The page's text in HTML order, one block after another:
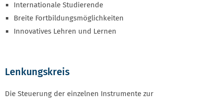
Internationale Studierende
Breite Fortbildungsmöglichkeiten
Innovatives Lehren und Lernen
Lenkungskreis
Die Steuerung der einzelnen Instrumente zur